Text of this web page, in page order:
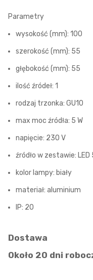
Parametry
wysokość (mm): 100
szerokość (mm): 55
głębokość (mm): 55
ilość źródeł: 1
rodzaj trzonka: GU10
max moc źródła: 5 W
napięcie: 230 V
źródło w zestawie:
kolor lampy: biały
materiał: aluminium
IP: 20
Dostawa
Około 20 dni